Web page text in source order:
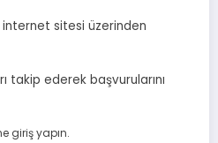
internet sitesi üzerinden
takip ederek başvurularını
giriş yapın.